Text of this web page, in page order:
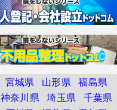
C
宮城県 山形県 福島県
神奈川県 埼玉県 千葉県